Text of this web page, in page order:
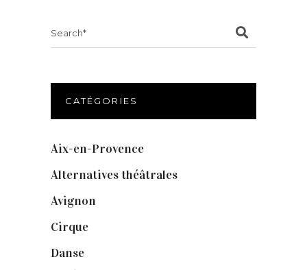
CATÉGORIES
Aix-en-Provence
Alternatives théâtrales
Avignon
Cirque
Danse